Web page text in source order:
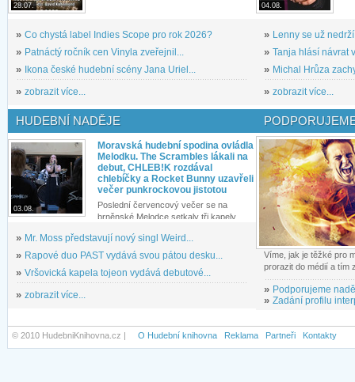
28.07.
» Co chystá label Indies Scope pro rok 2026?
» Patnáctý ročník cen Vinyla zveřejnil...
» Ikona české hudební scény Jana Uriel...
» zobrazit více...
04.08.
» Lenny se už
» Tanja hlásí návrat
» Michal Hrůza
» zobrazit více...
HUDEBNÍ NADĚJE
03.08.
Moravská hudební spodina ovládla
Melodku. The Scrambles lákali na
debut, CHLEB!K rozdával
chlebíčky a Rocket Bunny uzavřeli
večer punkrockovou jistotou
Poslední červencový večer se na
brněnské Melodce setkaly tři kapely...
» Mr. Moss představují nový singl Weird...
» Rapové duo PAST vydává svou pátou desku...
» Vršovická kapela tojeon vydává debutové...
» zobrazit více...
Víme, jak je těžké pro
prorazit do médií a tím
» Podporujeme
» Zadání profilu
© 2010 HudebniKnihovna.cz | O Hudební knihovna Reklama Partneři Kontakty